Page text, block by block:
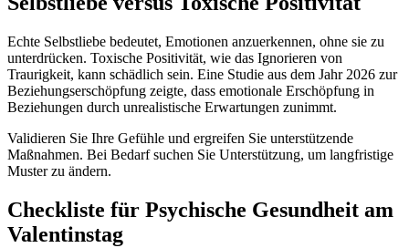
Echte Selbstliebe bedeutet, Emotionen anzuerkennen, ohne sie zu
unterdrücken. Toxische Positivität, wie das Ignorieren von
Traurigkeit, kann schädlich sein. Eine Studie aus dem Jahr 2026 zur
Beziehungserschöpfung zeigte, dass emotionale Erschöpfung in
Beziehungen durch unrealistische Erwartungen zunimmt.
Validieren Sie Ihre Gefühle und ergreifen Sie unterstützende
Maßnahmen. Bei Bedarf suchen Sie Unterstützung, um langfristige
Muster zu ändern.
Checkliste für Psychische Gesundheit am
Valentinstag